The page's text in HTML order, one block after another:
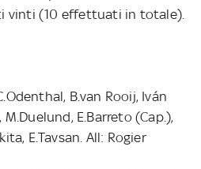
vinti (10 effettuati in totale).
B.van Rooij, Iván
M.Duelund, E.Barreto (Cap.),
E.Tavsan. All: Rogier